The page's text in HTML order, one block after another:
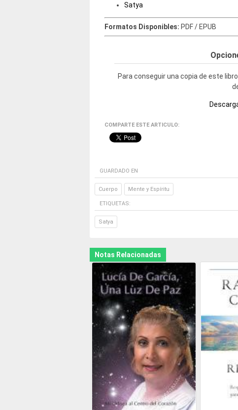
Satya
Formatos Disponibles: PDF / EPUB
Para conseguir una copia de este
COMPARTE ESTE ARTICULO:
GUARDADO EN
Cuerpo Mente y Espíritu
ETIQUETAS:
Satya
Notas Relacionadas